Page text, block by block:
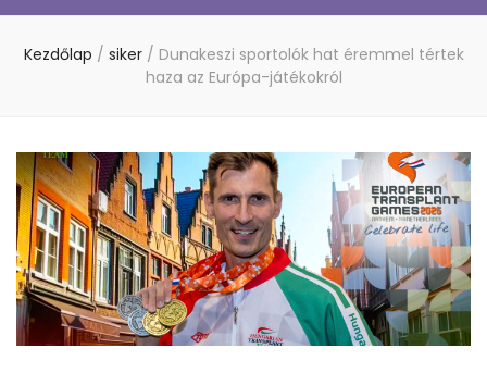
Kezdőlap / siker / Dunakeszi sportolók hat éremmel tértek
haza az Európa-játékokról